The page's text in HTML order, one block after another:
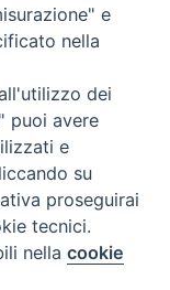
5
e
nella
dei
puoi avere
e
su
proseguirai
tecnici.
nellacookie